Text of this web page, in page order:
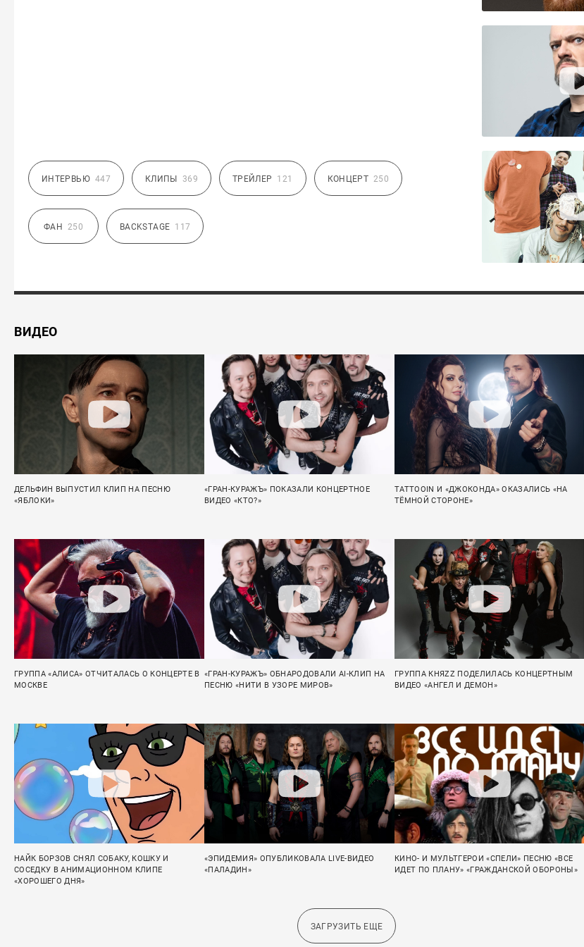
ИНТЕРВЬЮ 447 КЛИПЫ 369 ТРЕЙЛЕР 121 КОНЦЕРТ 250
ФАН 250 BACKSTAGE 117
ВИДЕО
ДЕЛЬФИН ВЫПУСТИЛ КЛИП НА ПЕСНЮ
«ЯБЛОКИ»
«ГРАН-КУРАЖЪ» ПОКАЗАЛИ КОНЦЕРТНОЕ
ВИДЕО «КТО?»
TATTOOIN И «ДЖОКОНДА» ОКАЗАЛИСЬ «НА
ТЁМНОЙ СТОРОНЕ»
ГРУППА «АЛИСА» ОТЧИТАЛАСЬ О КОНЦЕРТЕ В
МОСКВЕ
«ГРАН-КУРАЖЪ» ОБНАРОДОВАЛИ AI-КЛИП НА
ПЕСНЮ «НИТИ В УЗОРЕ МИРОВ»
ГРУППА КНЯZZ ПОДЕЛИЛАСЬ КОНЦЕРТНЫМ
ВИДЕО «АНГЕЛ И ДЕМОН»
НАЙК БОРЗОВ СНЯЛ СОБАКУ, КОШКУ И
СОСЕДКУ В АНИМАЦИОННОМ КЛИПЕ
«ХОРОШЕГО ДНЯ»
«ЭПИДЕМИЯ» ОПУБЛИКОВАЛА LIVE-ВИДЕО
«ПАЛАДИН»
КИНО- И МУЛЬТГЕРОИ «СПЕЛИ» ПЕСНЮ «ВСЕ
ИДЕТ ПО ПЛАНУ» «ГРАЖДАНСКОЙ ОБОРОНЫ»
ЗАГРУЗИТЬ ЕЩЕ